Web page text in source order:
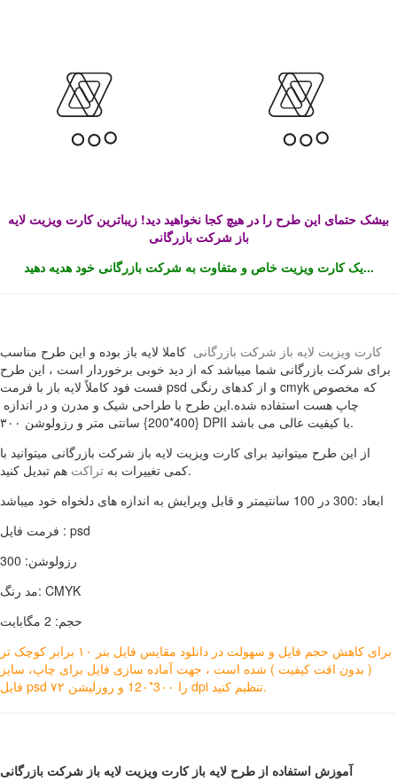
بیشک حتمای این طرح را در هیچ کجا نخواهید دید! زیباترین کارت ویزیت لایه
باز شرکت بازرگانی
یک کارت ویزیت خاص و متفاوت به شرکت بازرگانی خود هدیه دهید...
کارت ویزیت لایه باز شرکت بازرگانی کاملا لایه باز بوده و این طرح مناسب
برای شرکت بازرگانی شما میباشد که از دید خوبی برخوردار است ، این طرح
فست فود کاملاً لایه باز با فرمت psd و از کدهای رنگی cmyk که مخصوص
چاپ هست استفاده شده.این طرح با طراحی شیک و مدرن و در اندازه
{400*200} سانتی متر و رزولوشن ۳۰۰ DPII با کیفیت عالی می باشد.
از این طرح میتوانید برای کارت ویزیت لایه باز شرکت بازرگانی میتوانید با
کمی تغییرات به تراکت
هم تبدیل کنید.
ابعاد :300 در 100 سانتیمتر و قابل ویرایش به اندازه های دلخواه خود میباشد
فرمت فایل : psd
رزولوشن: 300
مد رنگ: CMYK
حجم: 2 مگابایت
برای کاهش حجم فایل و سهولت در دانلود مقایس فایل بنر ۱۰ برابر کوچک تر
( بدون افت کیفیت ) شده است ، جهت آماده سازی فایل برای چاپ، سایز
فایل psd را 3۰۰*12۰ و روزلیشن ۷۲ dpi تنظیم کنید.
آموزش استفاده از طرح لایه باز کارت ویزیت لایه باز شرکت بازرگانی